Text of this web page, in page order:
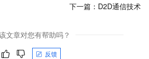
下一篇： D2D通信技术
文章对您有帮助吗？
反馈